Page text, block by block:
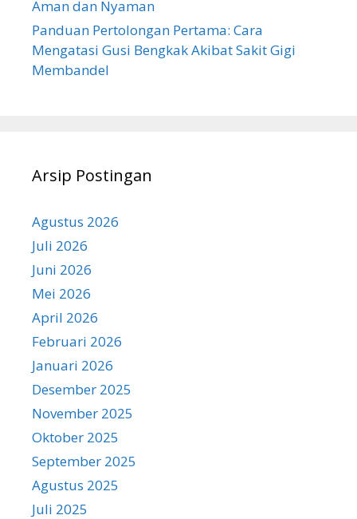
Aman dan Nyaman
Panduan Pertolongan Pertama: Cara
Mengatasi Gusi Bengkak Akibat Sakit Gigi
Membandel
Arsip Postingan
Agustus 2026
Juli 2026
Juni 2026
Mei 2026
April 2026
Februari 2026
Januari 2026
Desember 2025
November 2025
Oktober 2025
September 2025
Agustus 2025
Juli 2025